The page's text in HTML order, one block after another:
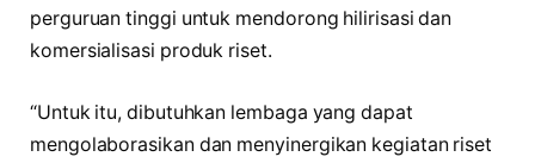
perguruan tinggi untuk mendorong hilirisasi dan
komersialisasi produk riset.
“Untuk itu, dibutuhkan lembaga yang dapat
mengolaborasikan dan menyinergikan kegiatan riset